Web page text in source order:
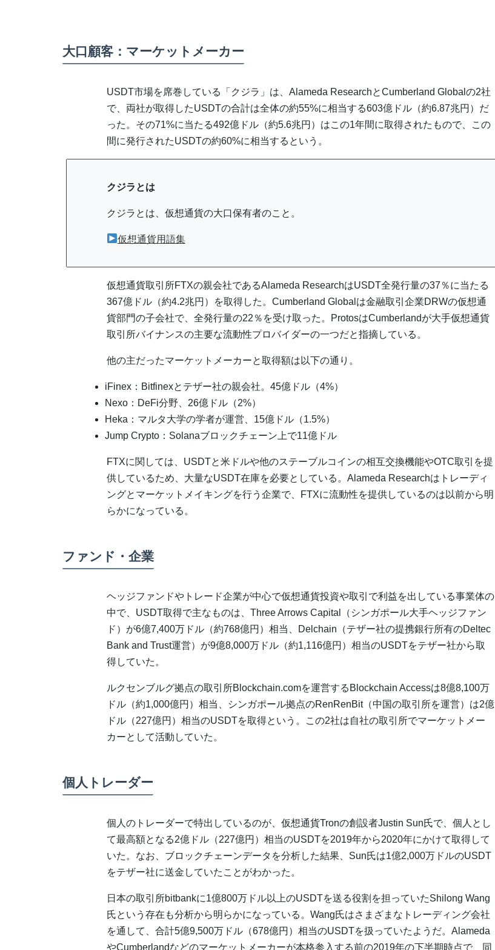
大口顧客：マーケットメーカー
USDT市場を席巻している「クジラ」は、Alameda ResearchとCumberland Globalの2社
で、両社が取得したUSDTの合計は全体の約55%に相当する603億ドル（約6.87兆円）だ
った。その71%に当たる492億ドル（約5.6兆円）はこの1年間に取得されたもので、この
間に発行されたUSDTの約60%に相当するという。
クジラとは
クジラとは、仮想通貨の大口保有者のこと。
仮想通貨用語集
仮想通貨取引所FTXの親会社であるAlameda ResearchはUSDT全発行量の37％に当たる
367億ドル（約4.2兆円）を取得した。Cumberland Globalは金融取引企業DRWの仮想通
貨部門の子会社で、全発行量の22％を受け取った。ProtosはCumberlandが大手仮想通貨
取引所バイナンスの主要な流動性プロバイダーの一つだと指摘している。
他の主だったマーケットメーカーと取得額は以下の通り。
iFinex：Bitfinexとテザー社の親会社。45億ドル（4%）
Nexo：DeFi分野、26億ドル（2%）
Heka：マルタ大学の学者が運営、15億ドル（1.5%）
Jump Crypto：Solanaブロックチェーン上で11億ドル
FTXに関しては、USDTと米ドルや他のステーブルコインの相互交換機能やOTC取引を提
供しているため、大量なUSDT在庫を必要としている。Alameda Researchはトレーディ
ングとマーケットメイキングを行う企業で、FTXに流動性を提供しているのは以前から明
らかになっている。
ファンド・企業
ヘッジファンドやトレード企業が中心で仮想通貨投資や取引で利益を出している事業体の
中で、USDT取得で主なものは、Three Arrows Capital（シンガポール大手ヘッジファン
ド）が6億7,400万ドル（約768億円）相当、Delchain（テザー社の提携銀行所有のDeltec
Bank and Trust運営）が9億8,000万ドル（約1,116億円）相当のUSDTをテザー社から取
得していた。
ルクセンブルグ拠点の取引所Blockchain.comを運営するBlockchain Accessは8億8,100万
ドル（約1,000億円）相当、シンガポール拠点のRenRenBit（中国の取引所を運営）は2億
ドル（227億円）相当のUSDTを取得という。この2社は自社の取引所でマーケットメー
カーとして活動していた。
個人トレーダー
個人のトレーダーで特出しているのが、仮想通貨Tronの創設者Justin Sun氏で、個人とし
て最高額となる2億ドル（227億円）相当のUSDTを2019年から2020年にかけて取得して
いた。なお、ブロックチェーンデータを分析した結果、Sun氏は1億2,000万ドルのUSDT
をテザー社に送金していたことがわかった。
日本の取引所bitbankに1億800万ドル以上のUSDTを送る役割を担っていたShilong Wang
氏という存在も分析から明らかになっている。Wang氏はさまざまなトレーディング会社
を通して、合計5億9,500万ドル（678億円）相当のUSDTを扱っていたようだ。Alameda
やCumberlandなどのマーケットメーカーが本格参入する前の2019年の下半期時点で、同